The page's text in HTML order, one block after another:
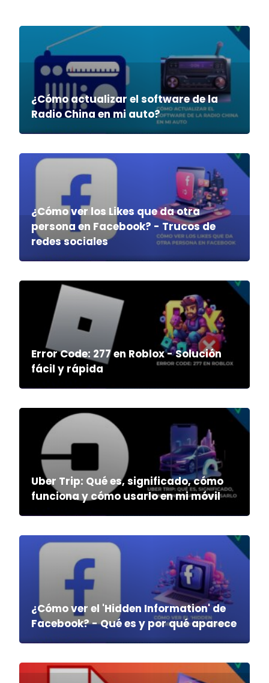
¿Cómo actualizar el software de la
Radio China en mi auto?
¿Cómo ver los Likes que da otra
persona en Facebook? - Trucos de
redes sociales
Error Code: 277 en Roblox - Solución
fácil y rápida
Uber Trip: Qué es, significado, cómo
funciona y cómo usarlo en mi móvil
¿Cómo ver el 'Hidden Information' de
Facebook? - Qué es y por qué aparece